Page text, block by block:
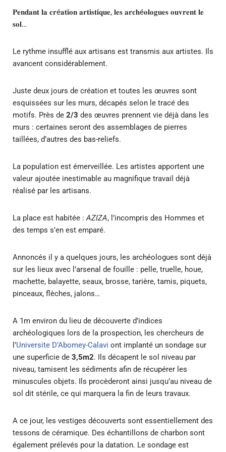
𝐏𝐞𝐧𝐝𝐚𝐧𝐭 𝐥𝐚 𝐜𝐫é𝐚𝐭𝐢𝐨𝐧 𝐚𝐫𝐭𝐢𝐬𝐭𝐢𝐪𝐮𝐞, 𝐥𝐞𝐬 𝐚𝐫𝐜𝐡é𝐨𝐥𝐨𝐠𝐮𝐞𝐬 𝐨𝐮𝐯𝐫𝐞𝐧𝐭 𝐥𝐞
𝐬𝐨𝐥…
Le rythme insufflé aux artisans est transmis aux artistes. Ils
avancent considérablement.
Juste deux jours de création et toutes les œuvres sont
esquissées sur les murs, décapés selon le tracé des
motifs. Près de 2/3 des œuvres prennent vie déjà dans les
murs : certaines seront des assemblages de pierres
taillées, d’autres des bas-reliefs.
La population est émerveillée. Les artistes apportent une
valeur ajoutée inestimable au magnifique travail déjà
réalisé par les artisans.
La place est habitée :AZIZA, l’incompris des Hommes et
des temps s’en est emparé.
Annoncés il y a quelques jours, les archéologues sont déjà
sur les lieux avec l’arsenal de fouille : pelle, truelle, houe,
machette, balayette, seaux, brosse, tarière, tamis, piquets,
pinceaux, flèches, jalons…
A 1m environ du lieu de découverte d’indices
archéologiques lors de la prospection, les chercheurs de
l’Universite D’Abomey-Calavi ont implanté un sondage sur
une superficie de 3,5m2. Ils décapent le sol niveau par
niveau, tamisent les sédiments afin de récupérer les
minuscules objets. Ils procèderont ainsi jusqu’au niveau de
sol dit stérile, ce qui marquera la fin de leurs travaux.
A ce jour, les vestiges découverts sont essentiellement des
tessons de céramique. Des échantillons de charbon sont
également prélevés pour la datation. Le sondage est